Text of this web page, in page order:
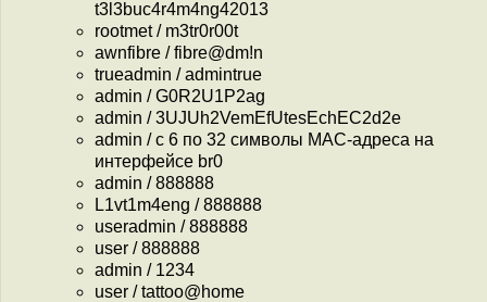
t3l3buc4r4m4ng42013
rootmet / m3tr0r00t
awnfibre / fibre@dm!n
trueadmin / admintrue
admin / G0R2U1P2ag
admin / 3UJUh2VemEfUtesEchEC2d2e
admin / c 6 по 32 символы MAC-адреса на
интерфейсе br0
admin / 888888
L1vt1m4eng / 888888
useradmin / 888888
user / 888888
admin / 1234
user / tattoo@home